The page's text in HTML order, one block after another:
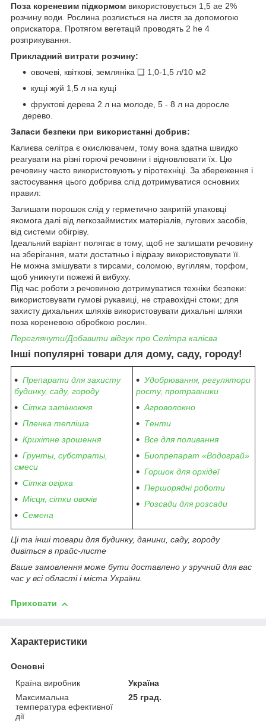
Поза кореневим підкормом використовується 1,5 ae 2%
розчину води. Рослина розлиється на листя за допомогою
оприскатора. Протягом вегетацій проводять 2 he 4
розприкування.
Прикладний витрати розчину:
овочеві, квіткові, земляніка ❑ 1,0-1,5 л/10 м2
кущі жуй 1,5 л на кущі
фруктові дерева 2 л на молоде, 5 - 8 л на доросле
дерево.
Запаси безпеки при використанні добрив:
Калиєва селітра є окислювачем, тому вона здатна швидко
реагувати на різні горючі речовини і відновлювати їх. Цю
речовину часто використовують у піротехніці. За збереження і
застосування цього добрива слід дотримуватися основних
правил:
Залишати порошок слід у герметично закритій упаковці
якомога далі від легкозаймистих матеріалів, лугових засобів,
від системи обігріву.
Ідеальний варіант полягає в тому, щоб не залишати речовину
на зберігання, мати достатньо і відразу використовувати її.
Не можна змішувати з тирсами, соломою, вугіллям, торфом,
щоб уникнути пожежі й вибуху.
Під час роботи з речовиною дотримуватися техніки безпеки:
використовувати гумові рукавиці, не стравохідні стоки; для
захисту дихальних шляхів використовувати дихальні шляхи
поза кореневою обробкою рослин.
Переглянути/Добавити відгук про Селітра калієва
Інші популярні товари для дому, саду, городу!
Препарати для захисту
будинку, саду, городу
Сітка затінюючя
Пленка тепліша
Крихітне зрошення
Грунты, субстраты,
смеси
Сітка огірка
Місця, сітки овочів
Семена
Удобрювання, регулятори
росту, протравники
Агроволокно
Тенти
Все для поливання
Биопрепарат «Водограй»
Горшок для орхідеї
Першорядні роботи
Розсади для розсади
Ці та інші товари для будинку, данини, саду, городу
дивіться в прайс-листе
Ваше замовлення може бути доставлено у зручний для вас
час у всі області і міста України.
Приховати
Характеристики
Основні
Країна виробник
Україна
Максимальна
температура ефективної
дії
25 град.